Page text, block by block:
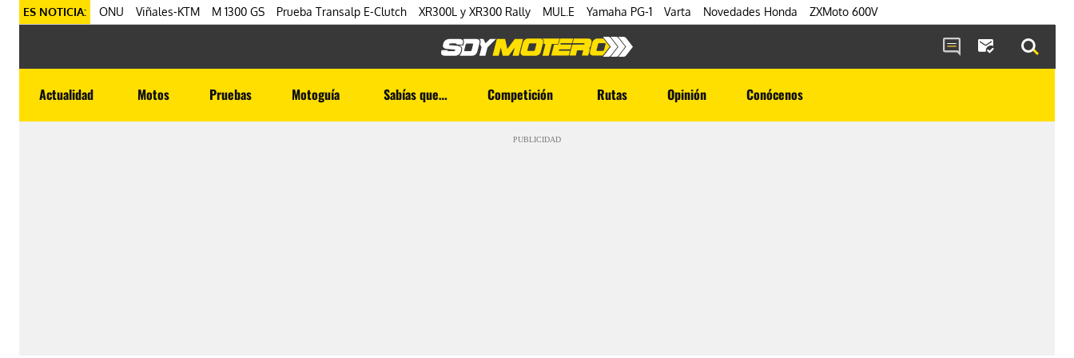
ES NOTICIA: ONU Viñales-KTM M 1300 GS Prueba Transalp E-Clutch XR300L y XR300 Rally MUL.E Yamaha PG-1 Varta Novedades Honda ZXMoto 600V
Actualidad Motos Pruebas Motoguía Sabías que… Competición Rutas Opinión Conócenos
PUBLICIDAD